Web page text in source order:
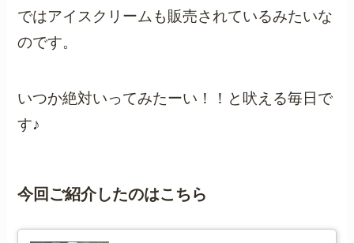
ではアイスクリームも販売されているみたいな
のです。
いつか絶対いってみたーい！！と吠える毎日で
す♪
今回ご紹介したのはこちら